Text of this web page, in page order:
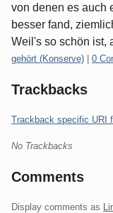
von denen es auch
besser fand,
Weil's so schön ist,
Categories:
gehört (Konserve) 0
Trackbacks
Trackback specific URI
No Trackbacks
Comments
Display comments as